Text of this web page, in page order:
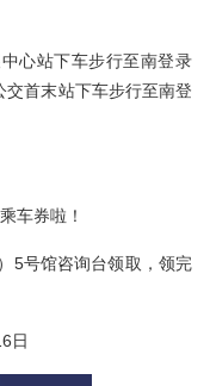
心站下车步行至南登录
首末站下车步行至南登
车券啦！
5号馆咨询台领取，领完
日